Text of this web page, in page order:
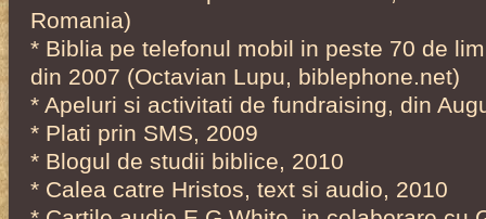
Romania)
* Biblia pe telefonul mobil in peste 70 de
din 2007 (Octavian Lupu, biblephone.net)
* Apeluri si activitati de fundraising, din
* Plati prin SMS, 2009
* Blogul de studii biblice, 2010
* Calea catre Hristos, text si audio, 2010